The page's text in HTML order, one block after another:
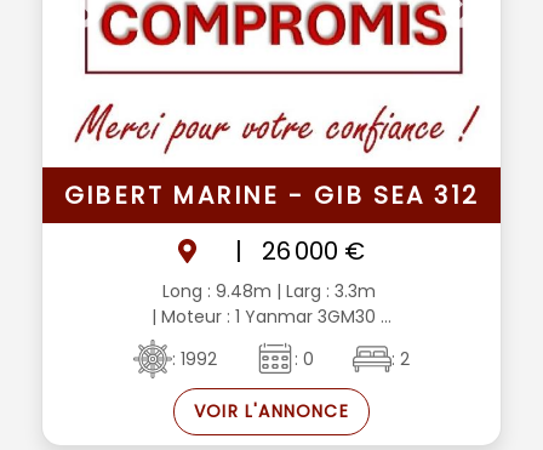
GIBERT MARINE - GIB SEA 312
|
26 000 €
Long : 9.48m | Larg : 3.3m
| Moteur : 1 Yanmar 3GM30 ...
: 1992
: 0 : 2
VOIR L'ANNONCE